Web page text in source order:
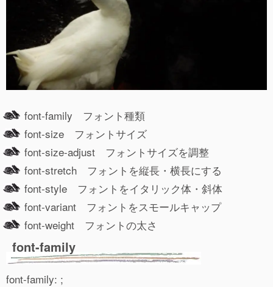
font-family フォント種類
font-size フォントサイズ
font-size-adjust フォントサイズを調整
font-stretch フォントを縦長・横長にする
font-style フォントをイタリック体・斜体
font-variant フォントをスモールキャップ
font-weight フォントの太さ
font-family
font-family: ;